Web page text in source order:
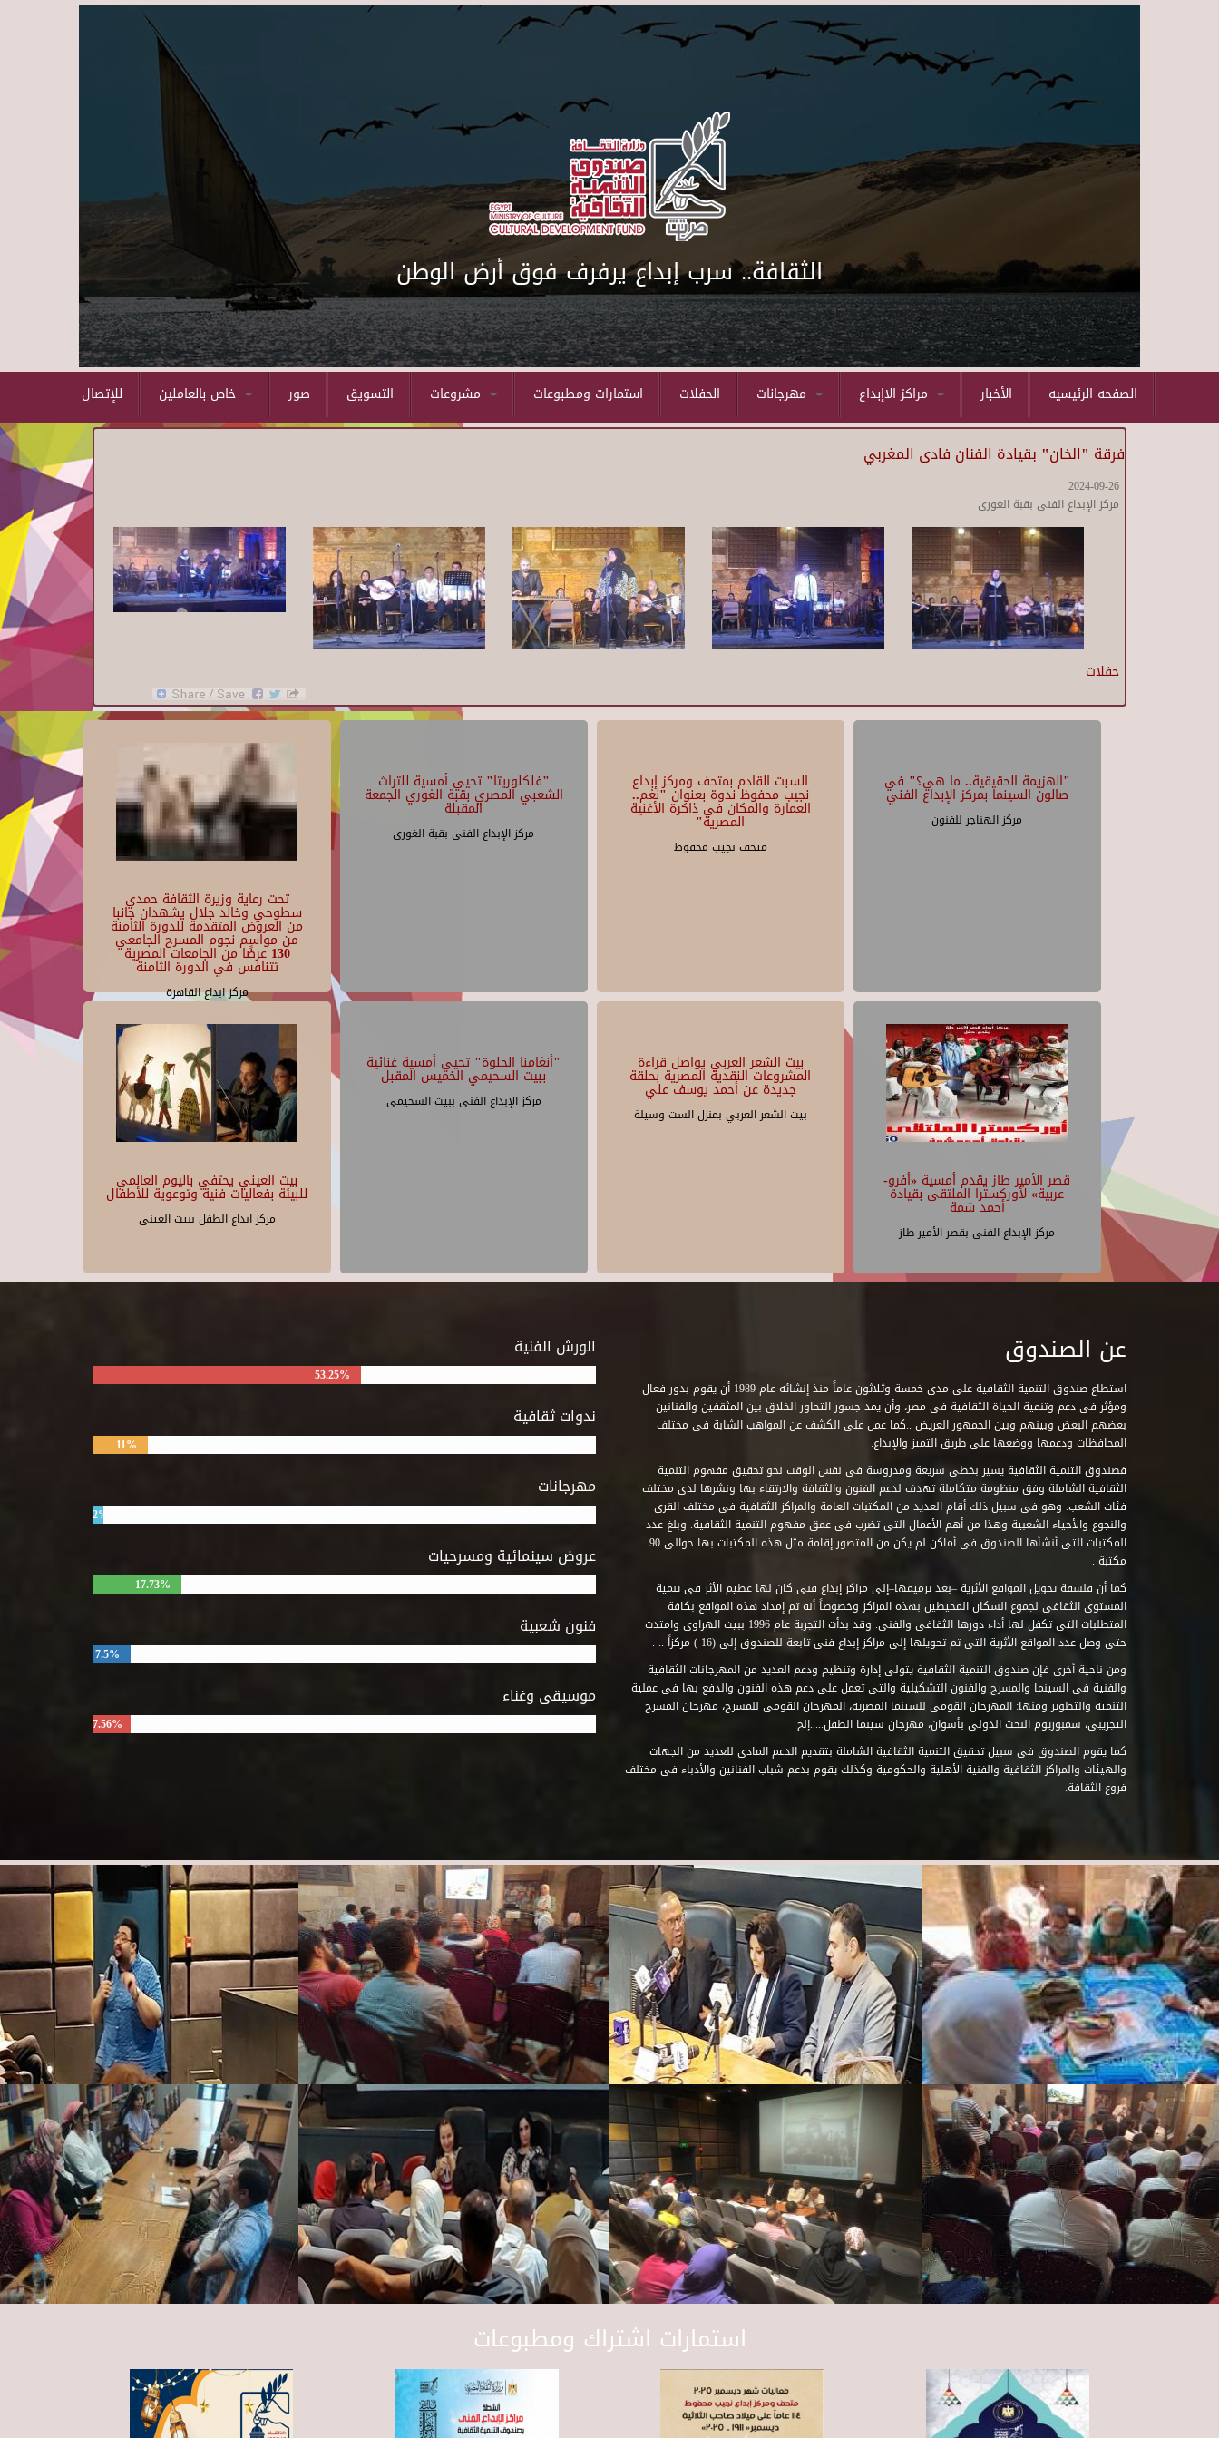
Skip to main content
الثقافة.. سرب إبداع يرفرف فوق أرض الوطن
للإتصال صور التسويق استمارات ومطبوعات الحفلات الأخبار الصفحه الرئيسيه
فرقة "الخان" بقيادة الفنان فادى المغربي
2024-09-26
مركز الإبداع الفنى بقبة الغورى
حفلات
تحت رعاية وزيرة الثقافة حمدي
سطوحي وخالد جلال يشهدان جانبا
من العروض المتقدمة للدورة الثامنة
من مواسم نجوم المسرح الجامعي
130 عرضًا من الجامعات المصرية
تتنافس في الدورة الثامنة
مركز ابداع القاهرة
"فلكلوريتا" تحيي أمسية للتراث
الشعبي المصري بقبة الغوري الجمعة
المقبلة
مركز الإبداع الفنى بقبة الغورى
السبت القادم بمتحف ومركز إبداع
نجيب محفوظ ندوة بعنوان "نغم..
العمارة والمكان في ذاكرة الأغنية
المصرية"
متحف نجيب محفوظ
"الهزيمة الحقيقية.. ما هي؟" في
صالون السينما بمركز الإبداع الفني
مركز الهناجر للفنون
بيت العيني يحتفي باليوم العالمي
للبيئة بفعاليات فنية وتوعوية للأطفال
مركز ابداع الطفل ببيت العينى
"أنغامنا الحلوة" تحيي أمسية غنائية
ببيت السحيمي الخميس المقبل
مركز الإبداع الفنى ببيت السحيمى
بيت الشعر العربي يواصل قراءة
المشروعات النقدية المصرية بحلقة
جديدة عن أحمد يوسف علي
بيت الشعر العربي بمنزل الست وسيلة
قصر الأمير طاز يقدم أمسية «أفرو-
عربية» لأوركسترا الملتقى بقيادة
أحمد شمة
مركز الإبداع الفنى بقصر الأمير طاز
الورش الفنية
53.25%
ندوات ثقافية
11%
مهرجانات
2%
عروض سينمائية ومسرحيات
17.73%
فنون شعبية
7.5%
موسيقى وغناء
7.56%
عن الصندوق
استطاع صندوق التنمية الثقافية على مدى خمسة وثلاثون عاماً منذ إنشائه عام 1989 أن يقوم بدور فعال
ومؤثر فى دعم وتنمية الحياة الثقافية فى مصر، وأن يمد جسور التحاور الخلاق بين المثقفين والفنانين
بعضهم البعض وبينهم وبين الجمهور العريض ..كما عمل على الكشف عن المواهب الشابة فى مختلف
المحافظات ودعمها ووضعها على طريق التميز والإبداع.
فصندوق التنمية الثقافية يسير بخطى سريعة ومدروسة فى نفس الوقت نحو تحقيق مفهوم التنمية
الثقافية الشاملة وفق منظومة متكاملة تهدف لدعم الفنون والثقافة والارتقاء بها ونشرها لدى مختلف
فئات الشعب. وهو فى سبيل ذلك أقام العديد من المكتبات العامة والمراكز الثقافية فى مختلف القرى
والنجوع والأحياء الشعبية وهذا من أهم الأعمال التى تضرب فى عمق مفهوم التنمية الثقافية. وبلغ عدد
المكتبات التى أنشأها الصندوق فى أماكن لم يكن من المتصور إقامة مثل هذه المكتبات بها حوالى 90
مكتبة .
كما أن فلسفة تحويل المواقع الأثرية –بعد ترميمها–إلى مراكز إبداع فنى كان لها عظيم الأثر فى تنمية
المستوى الثقافى لجموع السكان المحيطين بهذه المراكز وخصوصاً أنه تم إمداد هذه المواقع بكافة
المتطلبات التى تكفل لها أداء دورها الثقافى والفنى. وقد بدأت التجربة عام 1996 ببيت الهراوى وامتدت
حتى وصل عدد المواقع الأثرية التى تم تحويلها إلى مراكز إبداع فنى تابعة للصندوق إلى (16 ) مركزاً .. .
ومن ناحية أخرى فإن صندوق التنمية الثقافية يتولى إدارة وتنظيم ودعم العديد من المهرجانات الثقافية
والفنية فى السينما والمسرح والفنون التشكيلية والتى تعمل على دعم هذه الفنون والدفع بها فى عملية
التنمية والتطوير ومنها: المهرجان القومى للسينما المصرية، المهرجان القومى للمسرح، مهرجان المسرح
التجريبى، سمبوزيوم النحت الدولى بأسوان، مهرجان سينما الطفل.....إلخ
كما يقوم الصندوق فى سبيل تحقيق التنمية الثقافية الشاملة بتقديم الدعم المادى للعديد من الجهات
والهيئات والمراكز الثقافية والفنية الأهلية والحكومية وكذلك يقوم بدعم شباب الفنانين والأدباء فى مختلف
فروع الثقافة.
استمارات اشتراك ومطبوعات